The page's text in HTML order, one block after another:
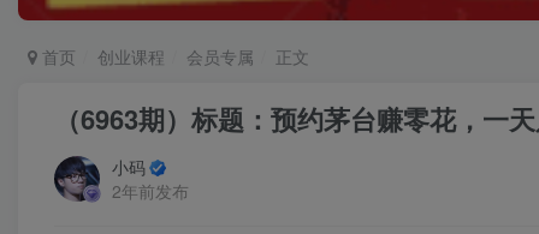
首页 创业课程 会员专属 正文
（6963期）标题：预约茅台赚零花，
小码
2年前发布